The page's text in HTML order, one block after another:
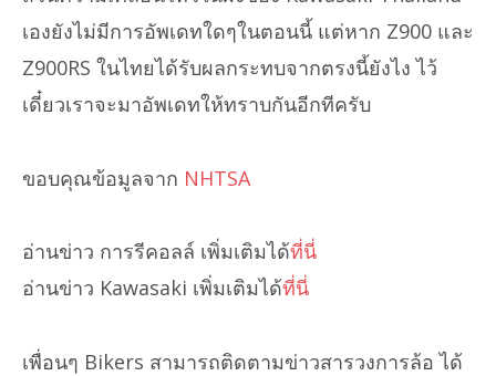
เองยังไม่มีการอัพเดทใดๆในตอนนี้ แต่หาก Z900 และ
Z900RS ในไทยได้รับผลกระทบจากตรงนี้ยังไง ไว้
เดี๋ยวเราจะมาอัพเดทให้ทราบกันอีกทีครับ
ขอบคุณข้อมูลจาก NHTSA
อ่านข่าว การรีคอลล์ เพิ่มเติมได้ที่นี่
อ่านข่าว Kawasaki เพิ่มเติมได้ที่นี่
เพื่อนๆ Bikers สามารถติดตามข่าวสารวงการล้อ ได้